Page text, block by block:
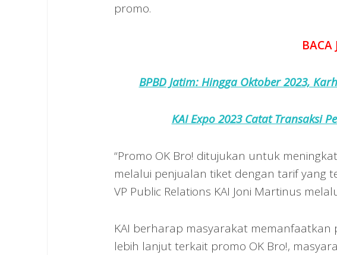
promo.
BACA
BPBD Jatim: Hingga Oktober 2023,
KAI Expo 2023 Catat Transaksi
“Promo OK Bro! ditujukan untuk
melalui penjualan tiket dengan tarif yang
VP Public Relations KAI Joni Martinus
KAI berharap masyarakat
lebih lanjut terkait promo OK Bro!,